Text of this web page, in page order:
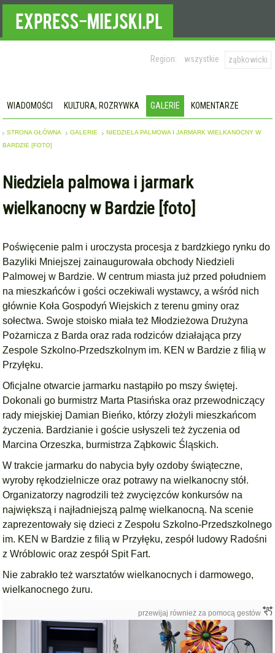
Region: wszystkie ząbkowicki
WIADOMOŚCI KULTURA, ROZRYWKA GALERIE KOMENTARZE
STRONA GŁÓWNA GALERIE
NIEDZIELA PALMOWA I JARMARK WIELKANOCNY W
BARDZIE [FOTO]
Niedziela palmowa i jarmark
wielkanocny w Bardzie [foto]
Poświęcenie palm i uroczysta procesja z bardzkiego rynku do
Bazyliki Mniejszej zainaugurowała obchody Niedzieli
Palmowej w Bardzie. W centrum miasta już przed południem
na mieszkańców i gości oczekiwali wystawcy, a wśród nich
głównie Koła Gospodyń Wiejskich z terenu gminy oraz
sołectwa. Swoje stoisko miała też Młodzieżowa Drużyna
Pożarnicza z Barda oraz rada rodziców działająca przy
Zespole Szkolno-Przedszkolnym im. KEN w Bardzie z filią w
Przyłęku.
Oficjalne otwarcie jarmarku nastąpiło po mszy świętej.
Dokonali go burmistrz Marta Ptasińska oraz przewodniczący
rady miejskiej Damian Bieńko, którzy złożyli mieszkańcom
życzenia. Bardzianie i goście usłyszeli też życzenia od
Marcina Orzeszka, burmistrza Ząbkowic Śląskich.
W trakcie jarmarku do nabycia były ozdoby świąteczne,
wyroby rękodzielnicze oraz potrawy na wielkanocny stół.
Organizatorzy nagrodzili też zwycięzców konkursów na
największą i najładniejszą palmę wielkanocną. Na scenie
zaprezentowały się dzieci z Zespołu Szkolno-Przedszkolnego
im. KEN w Bardzie z filią w Przyłęku, zespół ludowy Radośni
z Wróblowic oraz zespół Spit Fart.
Nie zabrakło też warsztatów wielkanocnych i darmowego,
wielkanocnego żuru.
przewijaj również za pomocą gestów